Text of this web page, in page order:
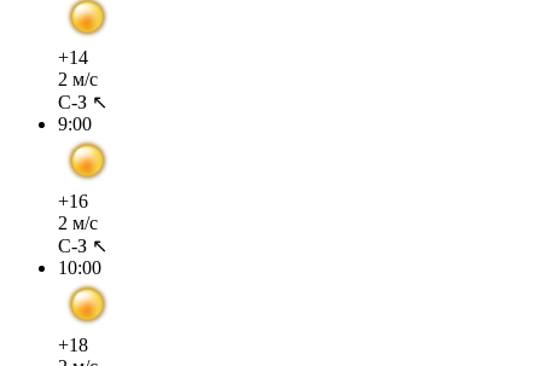
+14
2 м/с
С-З ↖
9:00
+16
2 м/с
С-З ↖
10:00
+18